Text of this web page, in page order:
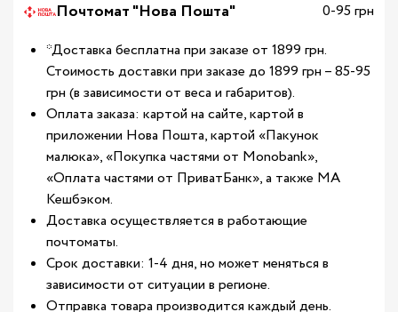
Почтомат "Нова Пошта"
0-95 грн
*Доставка бесплатна при заказе от 1899 грн.
Стоимость доставки при заказе до 1899 грн – 85-95
грн (в зависимости от веса и габаритов).
Оплата заказа: картой на сайте, картой в
приложении Нова Пошта, картой «Пакунок
малюка», «Покупка частями от Monobank»,
«Оплата частями от ПриватБанк», а также МА
Кешбэком.
Доставка осуществляется в работающие
почтоматы.
Срок доставки: 1-4 дня, но может меняться в
зависимости от ситуации в регионе.
Отправка товара производится каждый день.